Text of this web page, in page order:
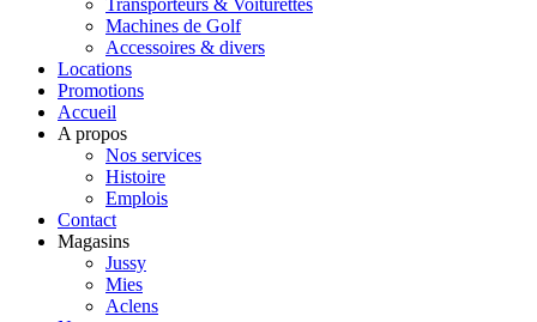
Machines de Golf
Accessoires & divers
Locations
Promotions
Accueil
A propos
Nos services
Histoire
Emplois
Contact
Magasins
Jussy
Mies
Aclens